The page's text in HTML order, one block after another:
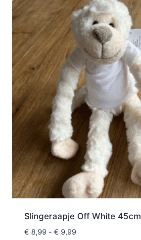
Slingeraapje Off White 45cm
€ 8,99 - € 9,99